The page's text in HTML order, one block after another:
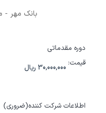
بانک مهر
دوره مقدماتی
قیمت:
اطلاعات شرکت کننده(ضروری)